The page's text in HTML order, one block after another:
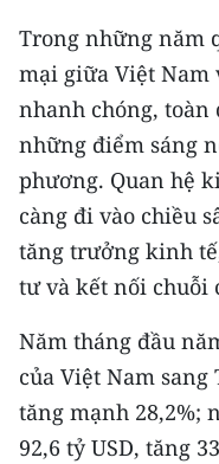
Trung du và miền
Đồng bằng sông
Bắc Trung Bộ
Duyên hải Nam
Nguyên
Đông Nam Bộ
Đồng bằng sông
Chuyên trang Hà
Trong những năm
mại giữa Việt Nam
nhanh chóng,
những điểm sáng
phương. Quan hệ
càng đi vào chiều
tăng trưởng kinh
tư và kết nối chuỗi
Năm tháng đầu
của Việt Nam sang
tăng mạnh 28,2%;
92,6 tỷ USD, tăng